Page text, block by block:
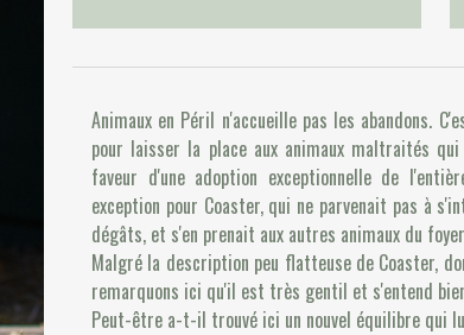
Animaux en Péril n'accueille pas les abandons.
pour laisser la place aux animaux maltraités
faveur d'une adoption exceptionnelle de
exception pour Coaster, qui ne parvenait pas à
dégâts, et s'en prenait aux autres animaux du
Malgré la description peu flatteuse de Coaster,
remarquons ici qu'il est très gentil et s'entend
Peut-être a-t-il trouvé ici un nouvel équilibre qui